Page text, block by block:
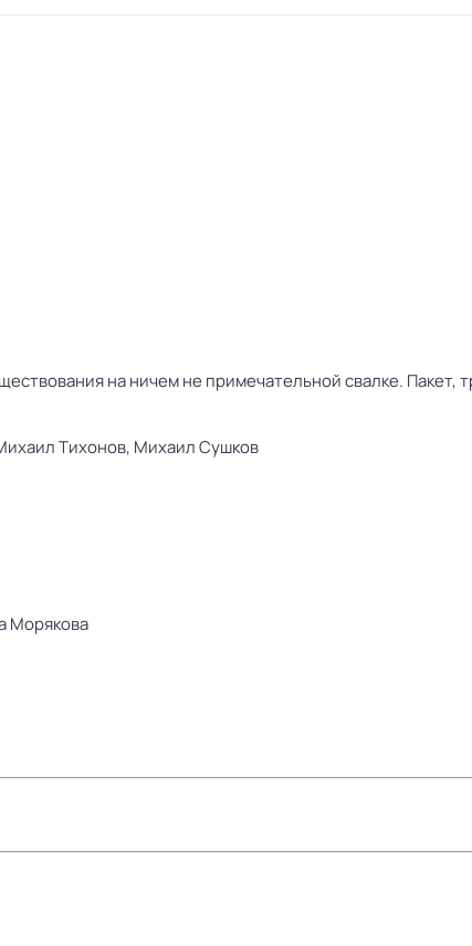
на ничем не примечательной свалке.
Тихонов, Михаил Сушков
Морякова